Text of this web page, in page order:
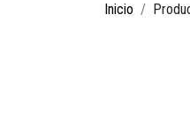
Inicio